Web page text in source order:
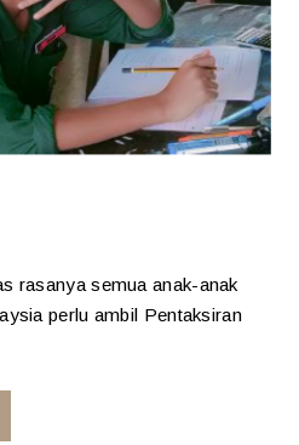
rasanya semua anak-anak
perlu ambil Pentaksiran